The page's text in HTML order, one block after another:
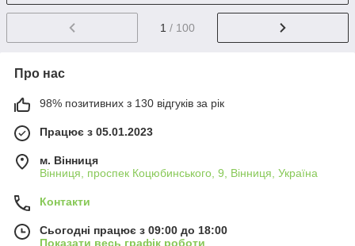
1 / 100
Про нас
98% позитивних з 130 відгуків за рік
Працює з 05.01.2023
м. Вінниця
Вінниця, проспек Коцюбинського, 9, Вінниця, Україна
Контакти
Сьогодні працює з 09:00 до 18:00
Показати весь графік роботи